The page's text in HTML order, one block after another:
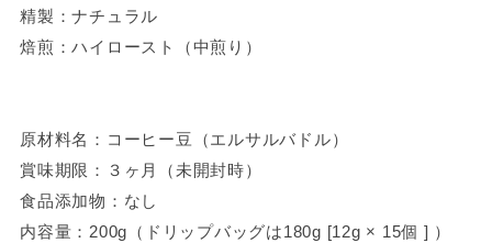
精製：ナチュラル
焙煎：ハイロースト（中煎り）
原材料名：コーヒー豆（エルサルバドル）
賞味期限：３ヶ月（未開封時）
食品添加物：なし
内容量：200g（ドリップバッグは180g [12g × 15個 ] ）